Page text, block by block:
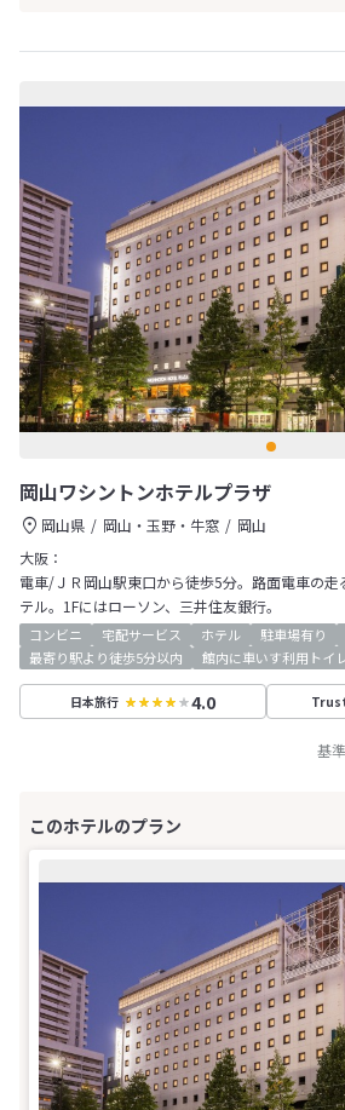
岡山ワシントンホテルプラザ
岡山県 岡山・玉野・牛窓
岡山
大阪：
電車/ＪＲ岡山駅東口から徒歩5分。路面電車の
テル。1Fにはローソン、三井住友銀行。
コンビニ 宅配サービス ホテル 駐車場有り
最寄り駅より徒歩5分以内
館内に車いす利用トイ
日本旅行 4.0
基